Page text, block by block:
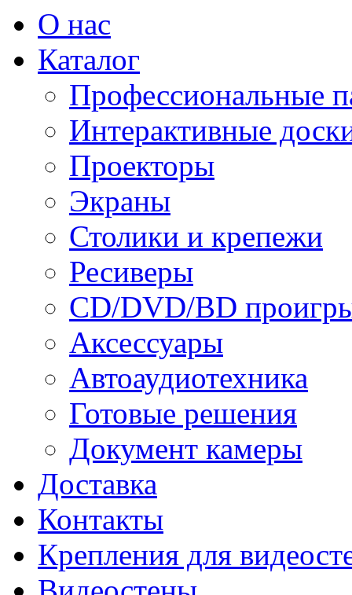
О нас
Каталог
Профессиональные
Интерактивные
Проекторы
Экраны
Столики и крепежи
Ресиверы
CD/DVD/BD
Аксессуары
Автоаудиотехника
Готовые решения
Документ камеры
Доставка
Контакты
Крепления для